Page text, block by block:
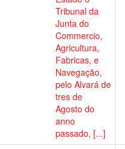
Tribunal da
Junta do
Commercio,
Agricultura,
Fabricas, e
Navegação,
pelo Alvará de
tres de
Agosto do
anno
passado, [...]